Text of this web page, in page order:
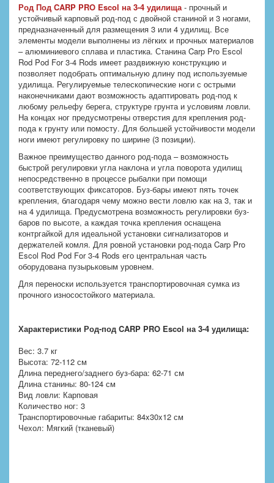
Род Под CARP PRO Escol на 3-4 удилища - прочный и
устойчивый карповый род-под с двойной станиной и 3 ногами,
предназначенный для размещения 3 или 4 удилищ. Все
элементы модели выполнены из лёгких и прочных материалов
– алюминиевого сплава и пластика. Станина Carp Pro Escol
Rod Pod For 3-4 Rods имеет раздвижную конструкцию и
позволяет подобрать оптимальную длину под используемые
удилища. Регулируемые телескопические ноги с острыми
наконечниками дают возможность адаптировать род-под к
любому рельефу берега, структуре грунта и условиям ловли.
На концах ног предусмотрены отверстия для крепления род-
пода к грунту или помосту. Для большей устойчивости модели
ноги имеют регулировку по ширине (3 позиции).
Важное преимущество данного род-пода – возможность
быстрой регулировки угла наклона и угла поворота удилищ
непосредственно в процессе рыбалки при помощи
соответствующих фиксаторов. Буз-бары имеют пять точек
крепления, благодаря чему можно вести ловлю как на 3, так и
на 4 удилища. Предусмотрена возможность регулировки буз-
баров по высоте, а каждая точка крепления оснащена
контргайкой для идеальной установки сигнализаторов и
держателей комля. Для ровной установки род-пода Carp Pro
Escol Rod Pod For 3-4 Rods его центральная часть
оборудована пузырьковым уровнем.
Для переноски используется транспортировочная сумка из
прочного износостойкого материала.
Характеристики Род-под CARP PRO Escol на 3-4 удилища:
Вес: 3.7 кг
Высота: 72-112 см
Длина переднего/заднего буз-бара: 62-71 см
Длина станины: 80-124 см
Вид ловли: Карповая
Количество ног: 3
Транспортировочные габариты: 84x30x12 см
Чехол: Мягкий (тканевый)